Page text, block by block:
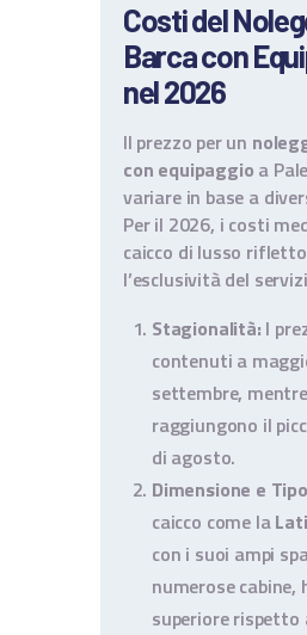
Costi del
Barca con
nel 2026
Il prezzo per un
con equipaggio a
variare in base a
Per il 2026, i costi
caicco di lusso
l’esclusività del
Stagionalità: I
contenuti a
settembre, mentre
raggiungono il
di agosto.
Dimensione e
caicco come la
con i suoi ampi
numerose cabine,
superiore rispetto